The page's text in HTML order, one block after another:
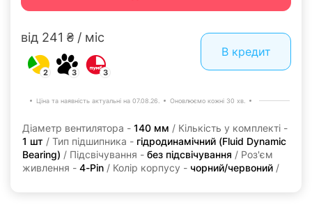
від 241 ₴ / міс
2 3 3
В кредит
Ціна та наявність актуальні на 07.08.26. Оновлюємо кожні 30 хв.
Діаметр вентилятора - 140 мм / Кількість у комплекті -
1 шт / Тип підшипника - гідродинамічний (Fluid Dynamic
Bearing) / Підсвічування - без підсвічування / Роз'єм
живлення - 4-Pin / Колір корпусу - чорний/червоний /